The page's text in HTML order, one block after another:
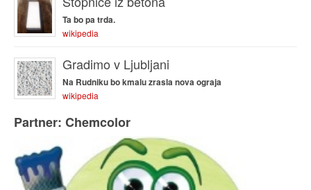
Ta bo pa trda.
wikipedia
Gradimo v Ljubljani
Na Rudniku bo kmalu zrasla nova ograja
wikipedia
Partner: Chemcolor